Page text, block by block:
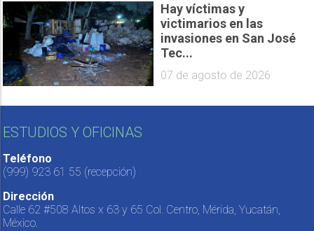
Hay víctimas y
victimarios en las
invasiones en San José
Tec...
07 de agosto de 2026
ESTUDIOS Y OFICINAS
Teléfono
(999) 923 61 55 (recepción)
Dirección
Calle 62 #508 Altos x 63 y 65 Col. Centro, Mérida, Yucatán,
México.